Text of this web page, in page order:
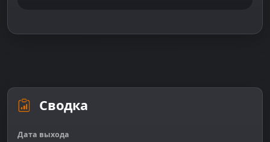
Сводка
Дата выхода